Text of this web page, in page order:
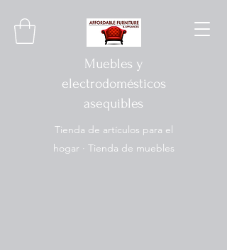
Muebles y
electrodomésticos
asequibles
Tienda de artículos para el
hogar · Tienda de muebles